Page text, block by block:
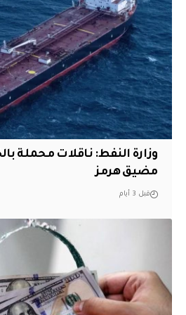
وزارة النفط: ناقلات محملة
مضيق هرمز
قبل 3 أيام